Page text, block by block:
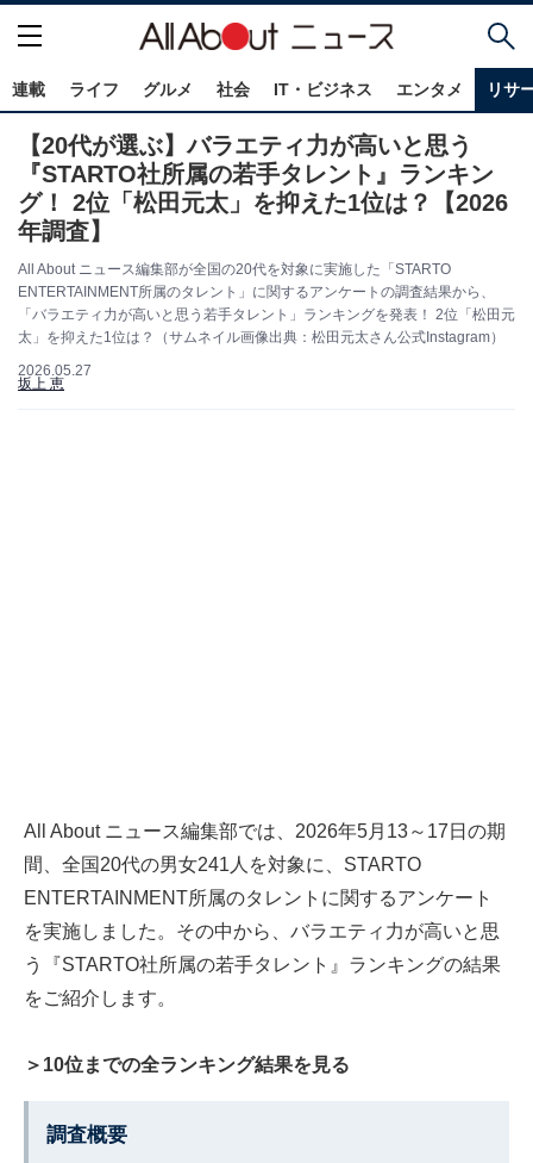
連載 ライフ グルメ 社会 IT・ビジネス エンタメ リサ
【20代が選ぶ】バラエティ力が高いと思う
『STARTO社所属の若手タレント』ランキン
グ！ 2位「松田元太」を抑えた1位は？【2026
年調査】
All About ニュース編集部が全国の20代を対象に実施した「STARTO
ENTERTAINMENT所属のタレント」に関するアンケートの調査結果から、
「バラエティ力が高いと思う若手タレント」ランキングを発表！ 2位「松田元
太」を抑えた1位は？（サムネイル画像出典：松田元太さん公式Instagram）
2026.05.27
坂上 恵
All About ニュース編集部では、2026年5月13～17日の期
間、全国20代の男女241人を対象に、STARTO
ENTERTAINMENT所属のタレントに関するアンケート
を実施しました。その中から、バラエティ力が高いと思
う『STARTO社所属の若手タレント』ランキングの結果
をご紹介します。
＞10位までの全ランキング結果を見る
調査概要